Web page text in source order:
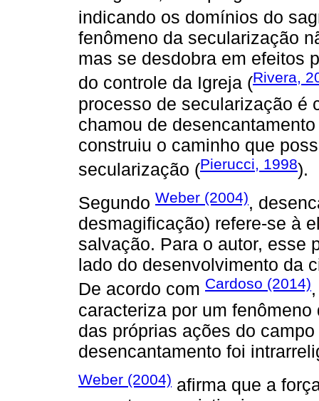
indicando os domínios do
fenômeno da secularização
mas se desdobra em efeitos
do controle da Igreja (Rivera,
processo de secularização é
chamou de
construiu o caminho que
secularização (Pierucci, 1998).
Segundo Weber (2004),
desmagificação) refere-se à
salvação. Para o autor, esse
lado do desenvolvimento da
De acordo com Cardoso (2014)
caracteriza por um
das próprias ações do
desencantamento foi
Weber (2004) afirma que a